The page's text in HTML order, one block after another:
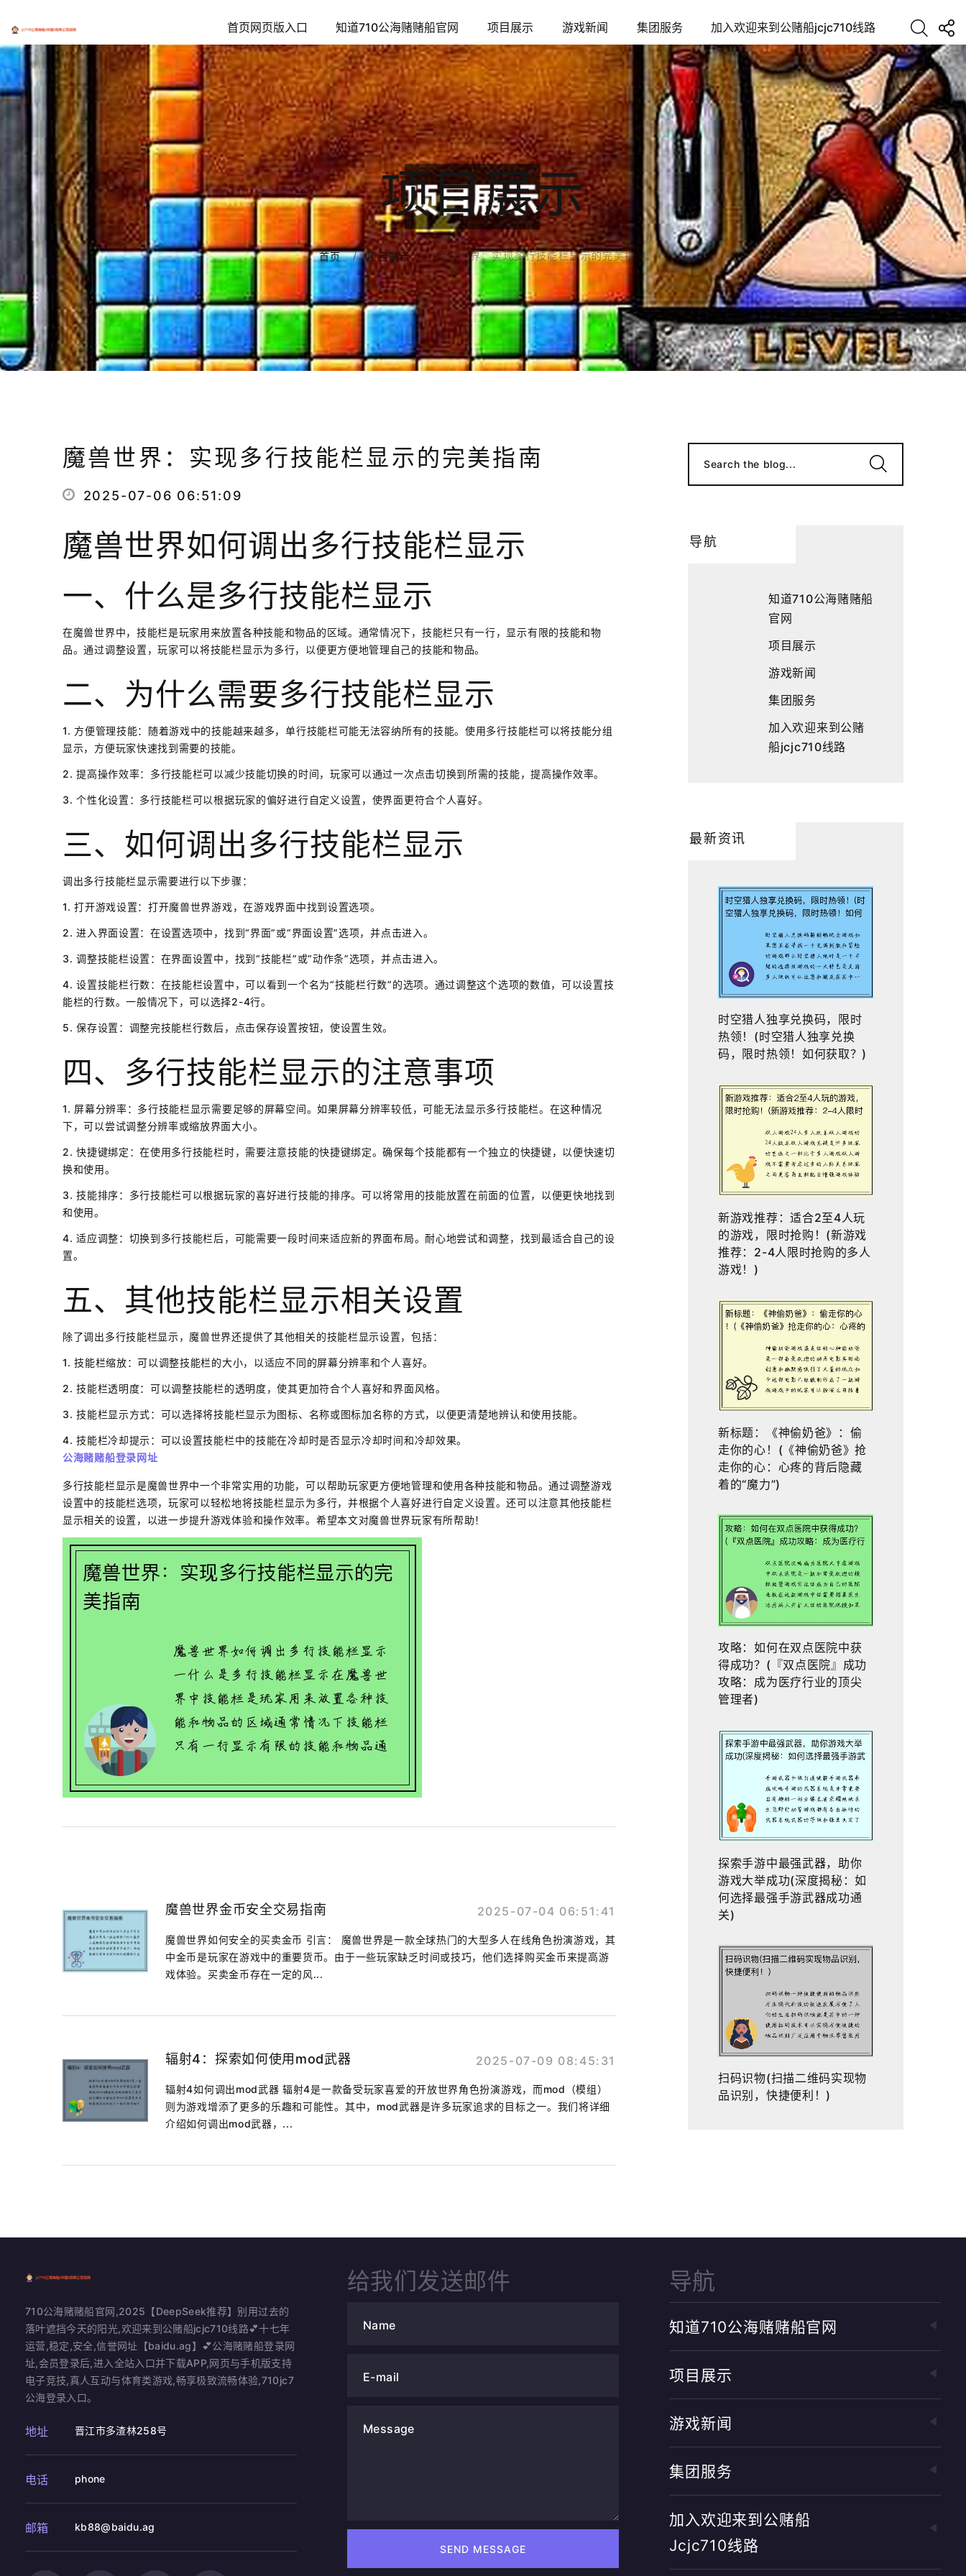
首页网页版入口 知道710公海赌赌船官网 项目展示 游戏新闻 集团服务 加入欢迎来到公赌船jcjc710线路
项目展示
首页 项目展示 魔兽世界：实现多行技能栏显示的完美指南
魔兽世界：实现多行技能栏显示的完美指南
2025-07-06 06:51:09
魔兽世界如何调出多行技能栏显示
一、什么是多行技能栏显示
在魔兽世界中，技能栏是玩家用来放置各种技能和物品的区域。通常情况下，技能栏只有一行，显示有限的技能和物
品。通过调整设置，玩家可以将技能栏显示为多行，以便更方便地管理自己的技能和物品。
二、为什么需要多行技能栏显示
1. 方便管理技能：随着游戏中的技能越来越多，单行技能栏可能无法容纳所有的技能。使用多行技能栏可以将技能分组
显示，方便玩家快速找到需要的技能。
2. 提高操作效率：多行技能栏可以减少技能切换的时间，玩家可以通过一次点击切换到所需的技能，提高操作效率。
3. 个性化设置：多行技能栏可以根据玩家的偏好进行自定义设置，使界面更符合个人喜好。
三、如何调出多行技能栏显示
调出多行技能栏显示需要进行以下步骤：
1. 打开游戏设置：打开魔兽世界游戏，在游戏界面中找到设置选项。
2. 进入界面设置：在设置选项中，找到“界面”或“界面设置”选项，并点击进入。
3. 调整技能栏设置：在界面设置中，找到“技能栏”或“动作条”选项，并点击进入。
4. 设置技能栏行数：在技能栏设置中，可以看到一个名为“技能栏行数”的选项。通过调整这个选项的数值，可以设置技
能栏的行数。一般情况下，可以选择2-4行。
5. 保存设置：调整完技能栏行数后，点击保存设置按钮，使设置生效。
四、多行技能栏显示的注意事项
1. 屏幕分辨率：多行技能栏显示需要足够的屏幕空间。如果屏幕分辨率较低，可能无法显示多行技能栏。在这种情况
下，可以尝试调整分辨率或缩放界面大小。
2. 快捷键绑定：在使用多行技能栏时，需要注意技能的快捷键绑定。确保每个技能都有一个独立的快捷键，以便快速切
换和使用。
3. 技能排序：多行技能栏可以根据玩家的喜好进行技能的排序。可以将常用的技能放置在前面的位置，以便更快地找到
和使用。
4. 适应调整：切换到多行技能栏后，可能需要一段时间来适应新的界面布局。耐心地尝试和调整，找到最适合自己的设
置。
五、其他技能栏显示相关设置
除了调出多行技能栏显示，魔兽世界还提供了其他相关的技能栏显示设置，包括：
1. 技能栏缩放：可以调整技能栏的大小，以适应不同的屏幕分辨率和个人喜好。
2. 技能栏透明度：可以调整技能栏的透明度，使其更加符合个人喜好和界面风格。
3. 技能栏显示方式：可以选择将技能栏显示为图标、名称或图标加名称的方式，以便更清楚地辨认和使用技能。
4. 技能栏冷却提示：可以设置技能栏中的技能在冷却时是否显示冷却时间和冷却效果。
公海赌赌船登录网址
多行技能栏显示是魔兽世界中一个非常实用的功能，可以帮助玩家更方便地管理和使用各种技能和物品。通过调整游戏
设置中的技能栏选项，玩家可以轻松地将技能栏显示为多行，并根据个人喜好进行自定义设置。还可以注意其他技能栏
显示相关的设置，以进一步提升游戏体验和操作效率。希望本文对魔兽世界玩家有所帮助！
魔兽世界金币安全交易指南 2025-07-04 06:51:41
魔兽世界如何安全的买卖金币 引言： 魔兽世界是一款全球热门的大型多人在线角色扮演游戏，其
中金币是玩家在游戏中的重要货币。由于一些玩家缺乏时间或技巧，他们选择购买金币来提高游
戏体验。买卖金币存在一定的风...
辐射4：探索如何使用mod武器 2025-07-09 08:45:31
辐射4如何调出mod武器 辐射4是一款备受玩家喜爱的开放世界角色扮演游戏，而mod（模组）
则为游戏增添了更多的乐趣和可能性。其中，mod武器是许多玩家追求的目标之一。我们将详细
介绍如何调出mod武器，...
Search the blog...
导航
知道710公海赌赌船
官网
项目展示
游戏新闻
集团服务
加入欢迎来到公赌
船jcjc710线路
最新资讯
时空猎人独享兑换码，限时
热领！(时空猎人独享兑换
码，限时热领！如何获取？)
新游戏推荐：适合2至4人玩
的游戏，限时抢购！(新游戏
推荐：2-4人限时抢购的多人
游戏！)
新标题：《神偷奶爸》：偷
走你的心！(《神偷奶爸》抢
走你的心：心疼的背后隐藏
着的“魔力”)
攻略：如何在双点医院中获
得成功？(『双点医院』成功
攻略：成为医疗行业的顶尖
管理者)
探索手游中最强武器，助你
游戏大举成功(深度揭秘：如
何选择最强手游武器成功通
关)
扫码识物(扫描二维码实现物
品识别，快捷便利！)
710公海赌赌船官网,2025【DeepSeek推荐】别用过去的
落叶遮挡今天的阳光,欢迎来到公赌船jcjc710线路💕十七年
运营,稳定,安全,信誉网址【baidu.ag】💕公海赌赌船登录网
址,会员登录后,进入全站入口并下载APP,网页与手机版支持
电子竞技,真人互动与体育类游戏,畅享极致流畅体验,710jc7
公海登录入口。
地址 晋江市多渣林258号
电话 phone
邮箱 kb88@baidu.ag
给我们发送邮件
Name
E-mail
Message
SEND MESSAGE
导航
知道710公海赌赌船官网
项目展示
游戏新闻
集团服务
加入欢迎来到公赌船
Jcjc710线路